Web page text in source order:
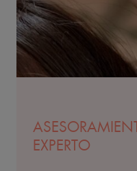
EXPERTO